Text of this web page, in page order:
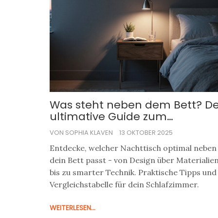
Was steht neben dem Bett?
ultimative Guide zum
modernen Nachttisch
VON SOPHIA KLAVEN 13 OKTOBER 2025
Entdecke, welcher Nachttisch optimal neben
dein Bett passt - von Design über
bis zu smarter Technik. Praktische Tipps und
Vergleichstabelle für dein Schlafzimmer.
WEITERLESEN...